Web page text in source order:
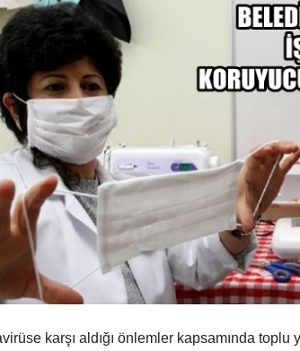
karşı aldığı önlemler kapsamında toplu